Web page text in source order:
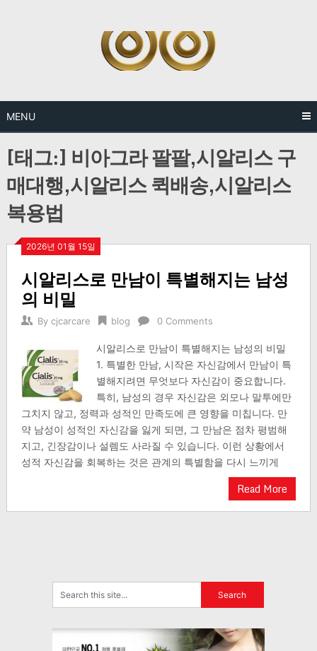
MENU
[태그:] 비아그라 팔팔,시알리스 구
매대행,시알리스 퀵배송,시알리스
복용법
2026년 01월 15일
시알리스로 만남이 특별해지는 남성
의 비밀
By cjcarcare blog 0 Comments
시알리스로 만남이 특별해지는 남성의 비밀
1. 특별한 만남, 시작은 자신감에서 만남이 특
별해지려면 무엇보다 자신감이 중요합니다.
특히, 남성의 경우 자신감은 외모나 말투에만
그치지 않고, 정력과 성적인 만족도에 큰 영향을 미칩니다. 만
약 남성이 성적인 자신감을 잃게 되면, 그 만남은 점차 평범해
지고, 긴장감이나 설렘도 사라질 수 있습니다. 이런 상황에서
성적 자신감을 회복하는 것은 관계의 특별함을 다시 느끼게
Read More